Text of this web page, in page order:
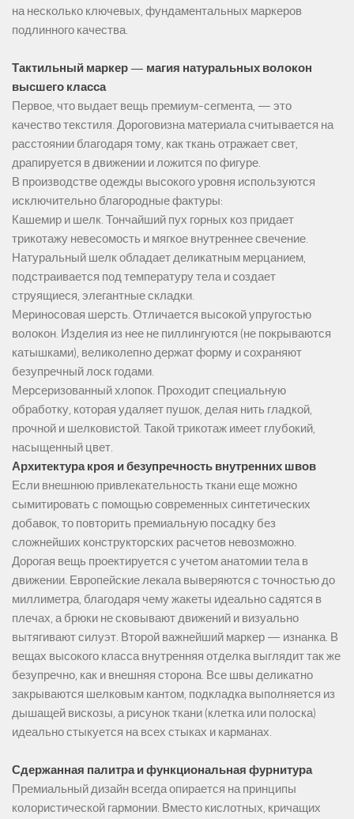
на несколько ключевых, фундаментальных маркеров
подлинного качества.
Тактильный маркер — магия натуральных волокон
высшего класса
Первое, что выдает вещь премиум-сегмента, — это
качество текстиля. Дороговизна материала считывается на
расстоянии благодаря тому, как ткань отражает свет,
драпируется в движении и ложится по фигуре.
В производстве одежды высокого уровня используются
исключительно благородные фактуры:
Кашемир и шелк. Тончайший пух горных коз придает
трикотажу невесомость и мягкое внутреннее свечение.
Натуральный шелк обладает деликатным мерцанием,
подстраивается под температуру тела и создает
струящиеся, элегантные складки.
Мериносовая шерсть. Отличается высокой упругостью
волокон. Изделия из нее не пиллингуются (не покрываются
катышками), великолепно держат форму и сохраняют
безупречный лоск годами.
Мерсеризованный хлопок. Проходит специальную
обработку, которая удаляет пушок, делая нить гладкой,
прочной и шелковистой. Такой трикотаж имеет глубокий,
насыщенный цвет.
Архитектура кроя и безупречность внутренних швов
Если внешнюю привлекательность ткани еще можно
сымитировать с помощью современных синтетических
добавок, то повторить премиальную посадку без
сложнейших конструкторских расчетов невозможно.
Дорогая вещь проектируется с учетом анатомии тела в
движении. Европейские лекала выверяются с точностью до
миллиметра, благодаря чему жакеты идеально садятся в
плечах, а брюки не сковывают движений и визуально
вытягивают силуэт. Второй важнейший маркер — изнанка. В
вещах высокого класса внутренняя отделка выглядит так же
безупречно, как и внешняя сторона. Все швы деликатно
закрываются шелковым кантом, подкладка выполняется из
дышащей вискозы, а рисунок ткани (клетка или полоска)
идеально стыкуется на всех стыках и карманах.
Сдержанная палитра и функциональная фурнитура
Премиальный дизайн всегда опирается на принципы
колористической гармонии. Вместо кислотных, кричащих